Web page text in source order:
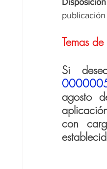
Temas
Si
agosto
con